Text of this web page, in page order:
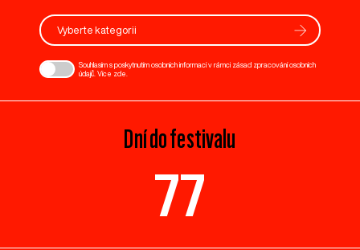
Vyberte kategorii
Souhlasím s poskytnutím osobních informací v rámci zásad zpracování osobních
údajů. Více zde
Dní do festivalu
77